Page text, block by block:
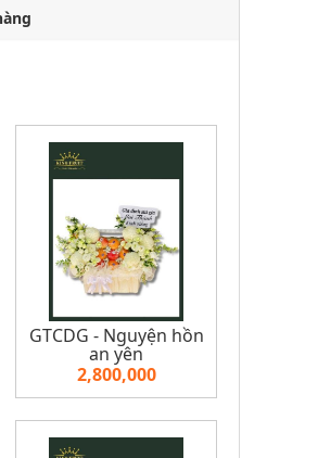
GTCDG - Nguyện hồn
an yên
2,800,000